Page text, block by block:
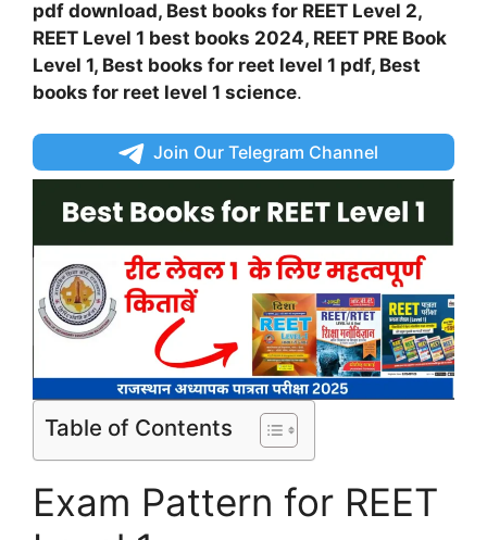
pdf download, Best books for REET Level 2,
REET Level 1 best books 2024, REET PRE Book
Level 1, Best books for reet level 1 pdf, Best
books for reet level 1 science.
Join Our Telegram Channel
Table of Contents
Exam Pattern for REET